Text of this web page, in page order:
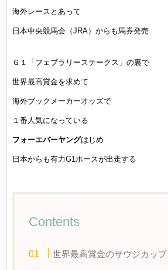
海外レースとあって
日本中央競馬会（JRA）からも馬券発売
Ｇ１「フェブラリーステークス」の裏で
世界最高賞金を求めて
海外ブックメーカーオッズで
１番人気になっている
フォーエバーヤングはじめ
日本からも有力G1ホースが出走する
Contents
世界最高賞金のサウジカップ